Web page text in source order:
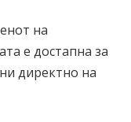
на
е достапна за
директно на